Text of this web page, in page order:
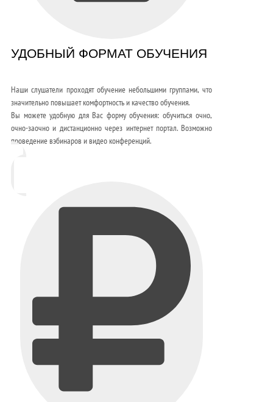
УДОБНЫЙ ФОРМАТ ОБУЧЕНИЯ
Наши слушатели проходят обучение небольшими группами, что
значительно повышает комфортность и качество обучения.
Вы можете удобную для Вас форму обучения: обучиться очно,
очно-заочно и дистанционно через интернет портал. Возможно
проведение вэбинаров и видео конференций.